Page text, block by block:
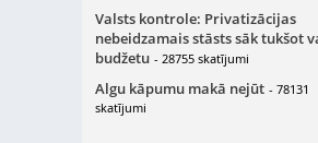
Valsts kontrole: Privatizācijas
nebeidzamais stāsts sāk tukšot
budžetu - 28755 skatījumi
Algu kāpumu makā nejūt - 78131
skatījumi